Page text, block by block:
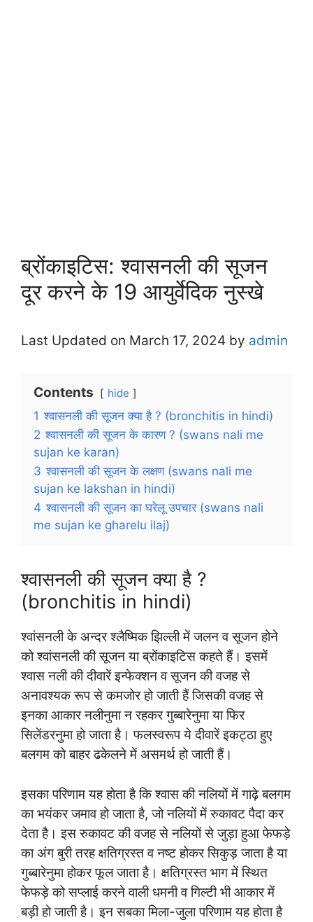
ब्रोंकाइटिस: श्वासनली की सूजन
दूर करने के 19 आयुर्वेदिक नुस्खे
Last Updated on March 17, 2024 by admin
Contents hide
1 श्वासनली की सूजन क्या है ? (bronchitis in hindi)
2 श्वासनली की सूजन के कारण ? (swans nali me
sujan ke karan)
3 श्वासनली की सूजन के लक्षण (swans nali me
sujan ke lakshan in hindi)
4 श्वासनली की सूजन का घरेलू उपचार (swans nali
me sujan ke gharelu ilaj)
श्वासनली की सूजन क्या है ?
(bronchitis in hindi)
श्वांसनली के अन्दर श्लैष्मिक झिल्ली में जलन व सूजन होने
को श्वांसनली की सूजन या ब्रोंकाइटिस कहते हैं। इसमें
श्वास नली की दीवारें इन्फेक्शन व सूजन की वजह से
अनावश्यक रूप से कमजोर हो जाती हैं जिसकी वजह से
इनका आकार नलीनुमा न रहकर गुब्बारेनुमा या फिर
सिलेंडरनुमा हो जाता है। फलस्वरूप ये दीवारें इकट्ठा हुए
बलगम को बाहर ढकेलने में असमर्थ हो जाती हैं।
इसका परिणाम यह होता है कि श्वास की नलियों में गाढ़े बलगम
का भयंकर जमाव हो जाता है, जो नलियों में रुकावट पैदा कर
देता है। इस रुकावट की वजह से नलियों से जुड़ा हुआ फेफड़े
का अंग बुरी तरह क्षतिग्रस्त व नष्ट होकर सिकुड़ जाता है या
गुब्बारेनुमा होकर फूल जाता है। क्षतिग्रस्त भाग में स्थित
फेफड़े को सप्लाई करने वाली धमनी व गिल्टी भी आकार में
बड़ी हो जाती है। इन सबका मिला-जुला परिणाम यह होता है